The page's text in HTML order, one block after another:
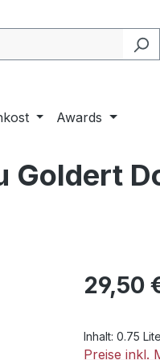
Awards
Goldert
Regulärer
29,50
Inhalt: 0.75
Preise inkl.